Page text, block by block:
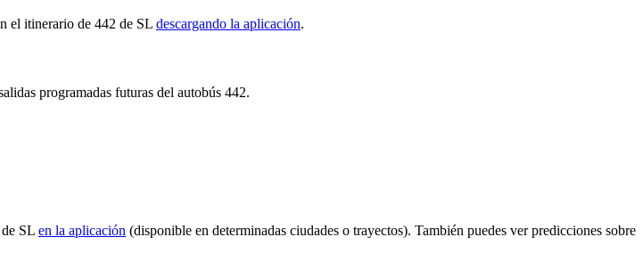
el itinerario de 442 de SL descargando la aplicación.
programadas futuras del autobús 442.
SL en la aplicación (disponible en determinadas ciudades o trayectos). También puedes ver predicciones sobre